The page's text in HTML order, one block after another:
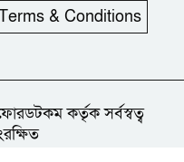
কৃষকদের মাঝে বিনামূল্যে
না পড়লে যাঁর কাছে
অর্থহীন
& Conditions
কর্তৃক সর্বস্বত্ব